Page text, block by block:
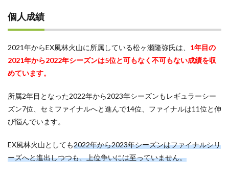
個人成績
2021年からEX風林火山に所属している松ヶ瀬隆弥氏は、 1年目の
2021年から2022年シーズンは5位と可もなく不可もない成績を収
めています。
所属2年目となった2022年から2023年シーズンもレギュラーシー
ズン7位、セミファイナルへと進んで14位、ファイナルは11位と伸
び悩んでいます。
EX風林火山としても2022年から2023年シーズンはファイナルシリ
ーズへと進出しつつも、上位争いには至っていません。